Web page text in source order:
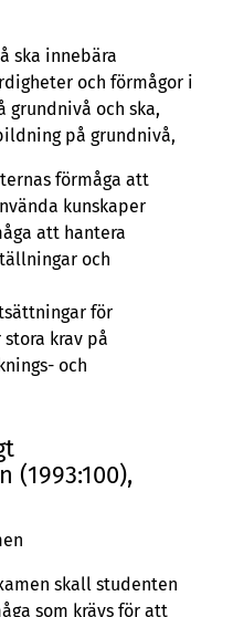
ska innebära
och förmågor i
och ska,
på grundnivå,
förmåga att
kunskaper
att hantera
och
för
krav på
och
(1993:100),
skall studenten
som krävs för att